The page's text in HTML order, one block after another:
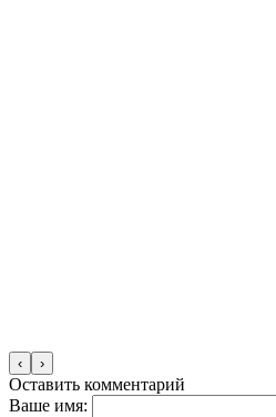
‹ ›
Оставить комментарий
Ваше имя: